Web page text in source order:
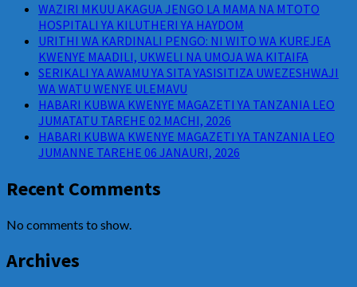
WAZIRI MKUU AKAGUA JENGO LA MAMA NA MTOTO
HOSPITALI YA KILUTHERI YA HAYDOM
URITHI WA KARDINALI PENGO: NI WITO WA KUREJEA
KWENYE MAADILI, UKWELI NA UMOJA WA KITAIFA
SERIKALI YA AWAMU YA SITA YASISITIZA UWEZESHWAJI
WA WATU WENYE ULEMAVU
HABARI KUBWA KWENYE MAGAZETI YA TANZANIA LEO
JUMATATU TAREHE 02 MACHI, 2026
HABARI KUBWA KWENYE MAGAZETI YA TANZANIA LEO
JUMANNE TAREHE 06 JANAURI, 2026
Recent Comments
No comments to show.
Archives